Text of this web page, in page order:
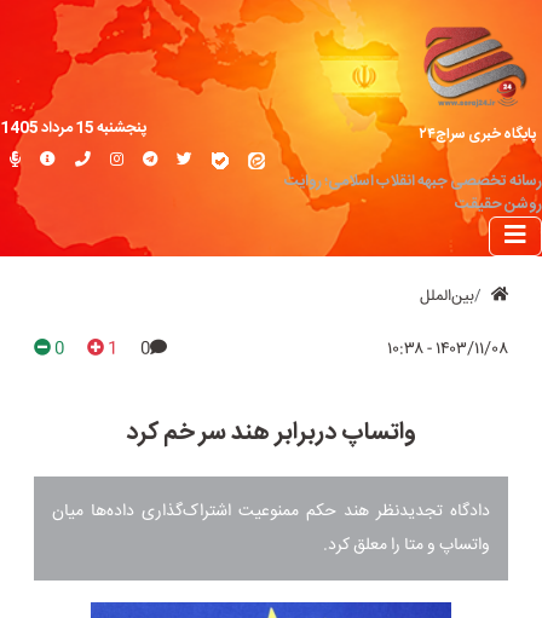
پایگاه خبری سراج۲۴
رسانه تخصصی جبهه انقلاب اسلامی؛ روایت
روشن حقیقت
پنجشنبه 15 مرداد 1405
بین‌الملل
۱۴۰۳/۱۱/۰۸ - ۱۰:۳۸ 0
1
0
واتساپ دربرابر هند سر خم کرد
دادگاه تجدیدنظر هند حکم ممنوعیت اشتراک‌گذاری داده‌ها میان
واتساپ و متا را معلق کرد.